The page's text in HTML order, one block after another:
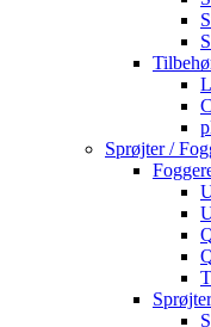
Sprøjter /
Sprøjter